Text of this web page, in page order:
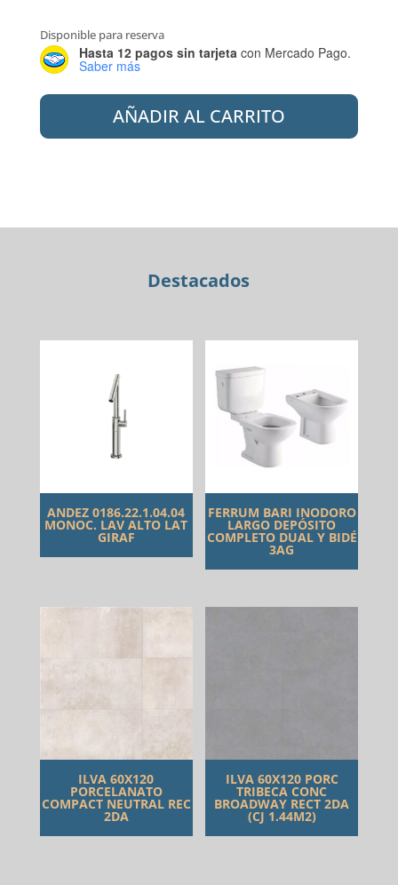
Disponible para reserva
Hasta 12 pagos sin tarjetacon Mercado Pago.
Saber más
PEIRANO
174
AÑADIR AL CARRITO
Destacados
ANDEZ 0186.22.1.04.04
MONOC. LAV ALTO LAT
GIRAF
FERRUM BARI INODORO
LARGO DEPÓSITO
COMPLETO DUAL Y BIDÉ
3AG
ILVA 60X120
PORCELANATO
COMPACT NEUTRAL REC
2DA
ILVA 60X120 PORC
TRIBECA CONC
BROADWAY RECT 2DA
(CJ 1.44M2)